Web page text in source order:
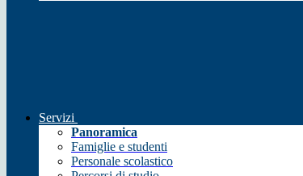
Servizi
Panoramica
Famiglie e studenti
Personale scolastico